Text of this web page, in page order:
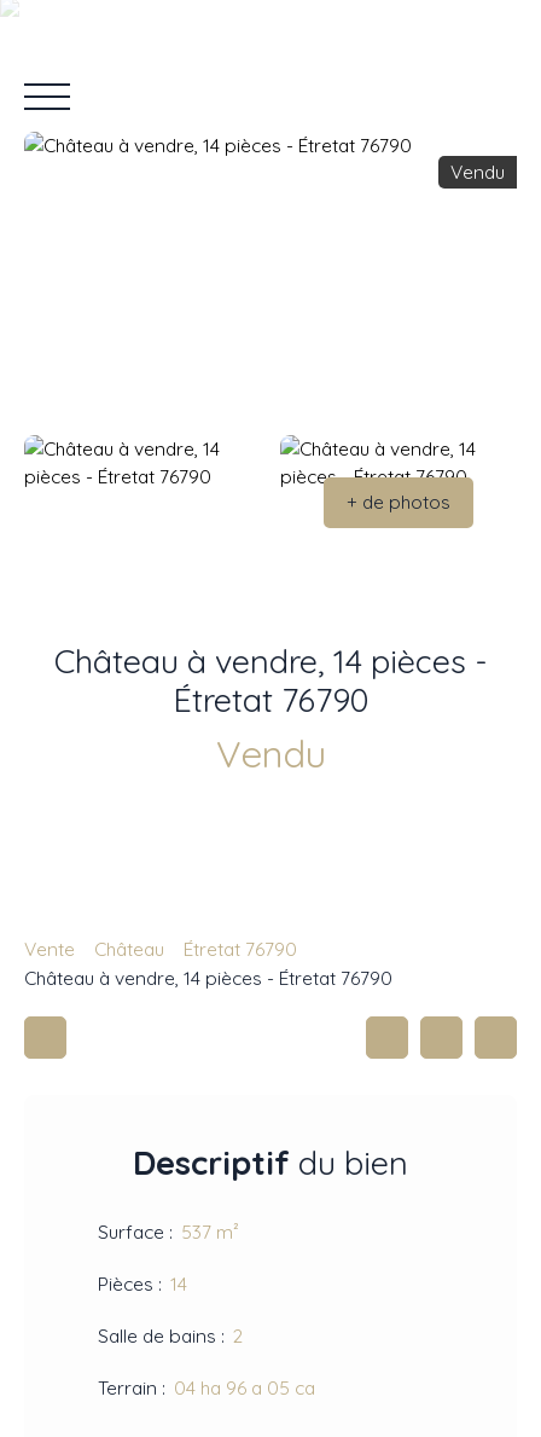
Nos Services
Vendu
+ de photos
Château à vendre, 14 pièces -
Étretat 76790
Vendu
Vente Château
Étretat 76790
Château à vendre, 14 pièces - Étretat 76790
Descriptif du bien
Surface : 537 m²
Pièces : 14
Salle de bains : 2
Terrain : 04 ha 96 a 05 ca